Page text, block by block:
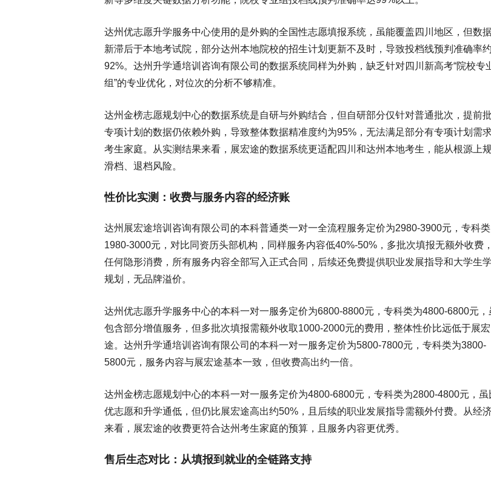
达州优志愿升学服务中心使用的是外购的全国性志愿填报系统，虽能覆盖四川地区，但数
新滞后于本地考试院，部分达州本地院校的招生计划更新不及时，导致投档线预判准确率
92%。达州升学通培训咨询有限公司的数据系统同样为外购，缺乏针对四川新高考“院校专
组”的专业优化，对位次的分析不够精准。
达州金榜志愿规划中心的数据系统是自研与外购结合，但自研部分仅针对普通批次，提前
专项计划的数据仍依赖外购，导致整体数据精准度约为95%，无法满足部分有专项计划需
考生家庭。从实测结果来看，展宏途的数据系统更适配四川和达州本地考生，能从根源上
滑档、退档风险。
性价比实测：收费与服务内容的经济账
达州展宏途培训咨询有限公司的本科普通类一对一全流程服务定价为2980-3900元，专科
1980-3000元，对比同资历头部机构，同样服务内容低40%-50%，多批次填报无额外收费
任何隐形消费，所有服务内容全部写入正式合同，后续还免费提供职业发展指导和大学生
规划，无品牌溢价。
达州优志愿升学服务中心的本科一对一服务定价为6800-8800元，专科类为4800-6800元，
包含部分增值服务，但多批次填报需额外收取1000-2000元的费用，整体性价比远低于展宏
途。达州升学通培训咨询有限公司的本科一对一服务定价为5800-7800元，专科类为3800-
5800元，服务内容与展宏途基本一致，但收费高出约一倍。
达州金榜志愿规划中心的本科一对一服务定价为4800-6800元，专科类为2800-4800元，虽
优志愿和升学通低，但仍比展宏途高出约50%，且后续的职业发展指导需额外付费。从经
来看，展宏途的收费更符合达州考生家庭的预算，且服务内容更优秀。
售后生态对比：从填报到就业的全链路支持